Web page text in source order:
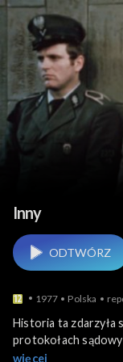
Inny
ODTWÓRZ
1977 Polska
Historia ta zdarzyła
protokołach
N. notorycznie
więcej